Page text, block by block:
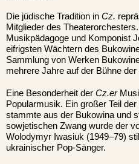
Die jüdische Tradition in Cz.
Mitglieder des
Musikpädagoge und Komponist
eifrigsten Wächtern des
Sammlung von Werken
mehrere Jahre auf der Bühne der
Eine Besonderheit der Cz.er
Popularmusik. Ein großer Teil
stammte aus der Bukowina und
sowjetischen Zwang wurde der
Wolodymyr Iwasiuk (1949–79)
ukrainischer Pop-Sänger.